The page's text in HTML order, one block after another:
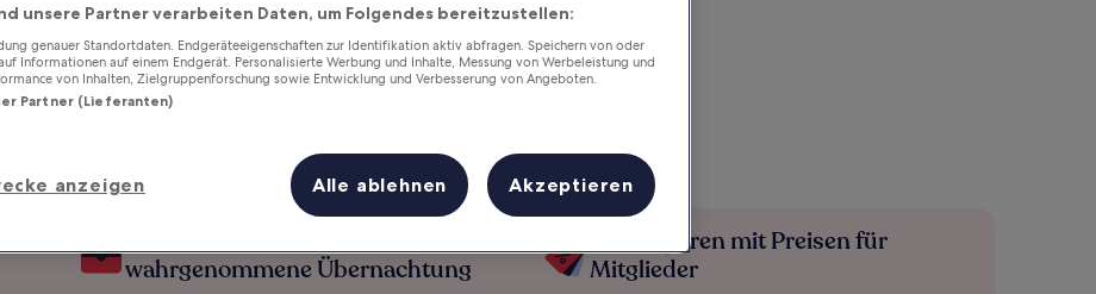
wahrgenommene Übernachtung
Mehr sparen mit Preisen für
Mitglieder
unsere Partner verarbeiten Daten, um Folgendes bereitzustellen:
genauer Standortdaten. Endgeräteeigenschaften zur Identifikation aktiv abfragen. Speichern von oder
Informationen auf einem Endgerät. Personalisierte Werbung und Inhalte, Messung von Werbeleistung und
von Inhalten, Zielgruppenforschung sowie Entwicklung und Verbesserung von Angeboten.
Partner (Lieferanten)
anzeigen Alle ablehnen Akzeptieren